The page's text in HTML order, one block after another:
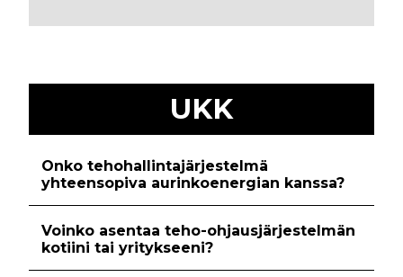
UKK
Onko tehohallintajärjestelmä
yhteensopiva aurinkoenergian kanssa?
Voinko asentaa teho-ohjausjärjestelmän
kotiini tai yritykseeni?